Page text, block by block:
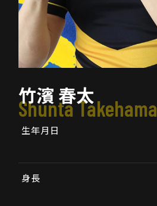
竹濱 春太
Shunta Takehama
生年月日
身長